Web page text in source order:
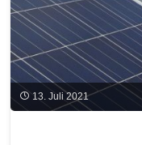
13. Juli 2021